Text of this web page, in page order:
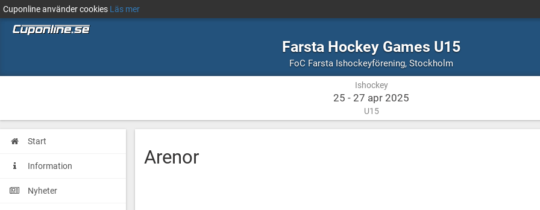
Cuponline använder cookies Läs mer
Farsta Hockey Games U15
FoC Farsta Ishockeyförening, Ishockey
StockholmStockholm
Ishockey
25 - 27 apr 2025
U15
Start
Information
Nyheter
Arenor